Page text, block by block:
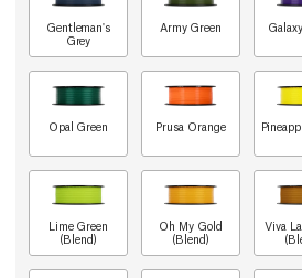
Gentleman's
Grey
Army Green
Opal Green Prusa Orange
Lime Green
(Blend)
Oh My Gold
(Blend)
Viva